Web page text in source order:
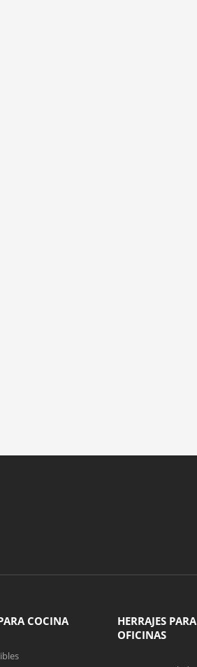
COCINA
HERRAJES PARA
OFICINAS